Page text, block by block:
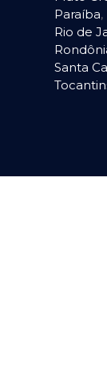
Paraíba,
Rio de
Santa